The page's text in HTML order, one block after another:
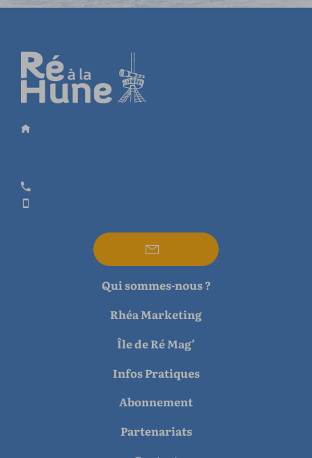
Qui sommes-nous ?
Rhéa Marketing
Île de Ré Mag’
Infos Pratiques
Abonnement
Partenariats